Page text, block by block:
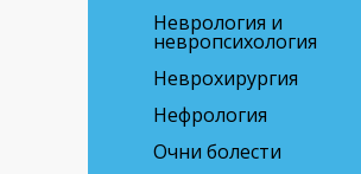
Неврология и
невропсихология
Неврохирургия
Нефрология
Очни болести